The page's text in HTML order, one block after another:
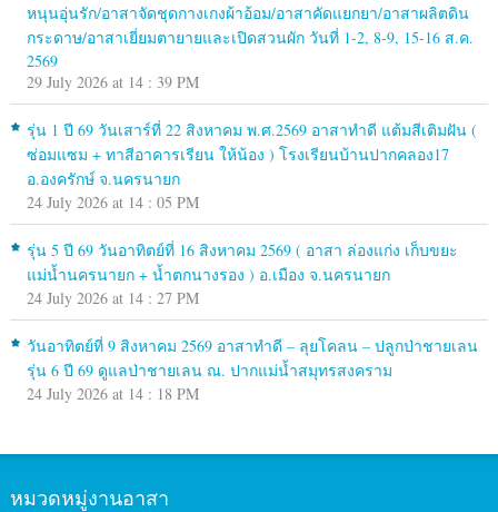
หนุนอุ่นรัก/อาสาจัดชุดกางเกงผ้าอ้อม/อาสาคัดแยกยา/อาสาผลิตดิน
กระดาษ/อาสาเยี่ยมตายายและเปิดสวนผัก วันที่ 1-2, 8-9, 15-16 ส.ค.
2569
29 July 2026 at 14 : 39 PM
รุ่น 1 ปี 69 วันเสาร์ที่ 22 สิงหาคม พ.ศ.2569 อาสาทำดี แต้มสีเติมฝัน (
ซ่อมแซม + ทาสีอาคารเรียน ให้น้อง ) โรงเรียนบ้านปากคลอง17
อ.องครักษ์ จ.นครนายก
24 July 2026 at 14 : 05 PM
รุ่น 5 ปี 69 วันอาทิตย์ที่ 16 สิงหาคม 2569 ( อาสา ล่องแก่ง เก็บขยะ
แม่น้ำนครนายก + น้ำตกนางรอง ) อ.เมือง จ.นครนายก
24 July 2026 at 14 : 27 PM
วันอาทิตย์ที่ 9 สิงหาคม 2569 อาสาทำดี – ลุยโคลน – ปลูกป่าชายเลน
รุ่น 6 ปี 69 ดูแลป่าชายเลน ณ. ปากแม่น้ำสมุทรสงคราม
24 July 2026 at 14 : 18 PM
หมวดหมู่งานอาสา